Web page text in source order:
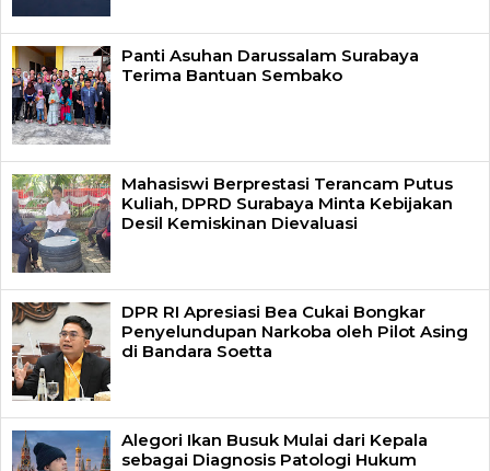
Panti Asuhan Darussalam Surabaya
Terima Bantuan Sembako
Mahasiswi Berprestasi Terancam Putus
Kuliah, DPRD Surabaya Minta Kebijakan
Desil Kemiskinan Dievaluasi
DPR RI Apresiasi Bea Cukai Bongkar
Penyelundupan Narkoba oleh Pilot Asing
di Bandara Soetta
Alegori Ikan Busuk Mulai dari Kepala
sebagai Diagnosis Patologi Hukum